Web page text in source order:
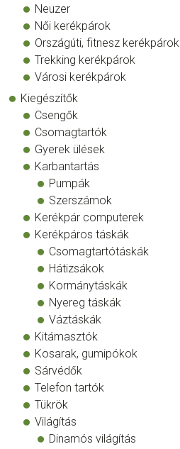
Neuzer
Női kerékpárok
Országúti, fitnesz kerékpárok
Trekking kerékpárok
Városi kerékpárok
Kiegészítők
Csengők
Csomagtartók
Gyerek ülések
Karbantartás
Pumpák
Szerszámok
Kerékpár computerek
Kerékpáros táskák
Csomagtartótáskák
Hátizsákok
Kormánytáskák
Nyereg táskák
Váztáskák
Kitámasztók
Kosarak, gumipókok
Sárvédők
Telefon tartók
Tükrök
Világítás
Dinamós világítás